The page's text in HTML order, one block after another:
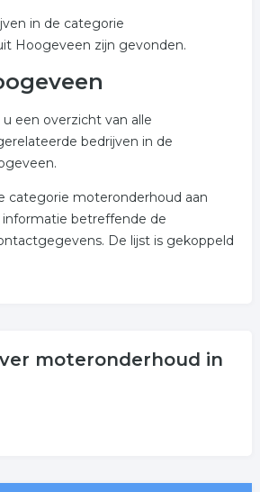
in de categorie
Hoogeveen zijn gevonden.
een overzicht van alle
bedrijven in de
categorie moteronderhoud aan
betreffende de
De lijst is gekoppeld
moteronderhoud in